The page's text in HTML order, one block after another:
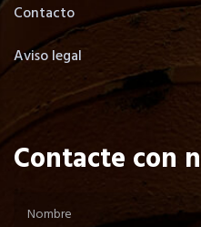
Contacto
Aviso legal
Contacte con